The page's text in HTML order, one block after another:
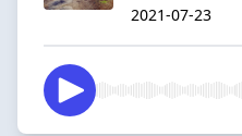
2021-07-23